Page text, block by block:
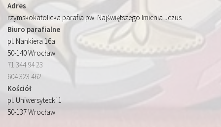
Adres
rzymskokatolicka parafia pw. Najświętszego Imienia Jezus
Biuro parafialne
pl. Nankiera 16a
50-140 Wrocław
71 344 94 23
604 323 462
Kościół
pl. Uniwersytecki 1
50-137 Wrocław